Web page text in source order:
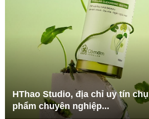
HThao Studio, địa chỉ uy tín
phẩm chuyên nghiệp...